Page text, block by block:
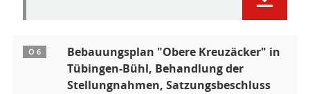
Ö 6
Bebauungsplan "Obere Kreuzäcker" in
Tübingen-Bühl, Behandlung der
Stellungnahmen, Satzungsbeschluss